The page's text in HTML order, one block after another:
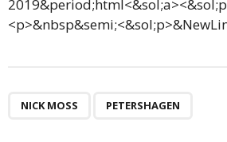
NICK MOSS PETERSHAGEN